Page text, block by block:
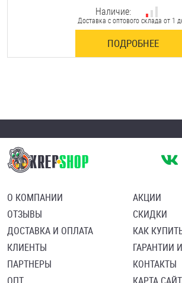
Наличие:
Доставка с оптового склада от 1
ПОДРОБНЕЕ
О КОМПАНИИ
ОТЗЫВЫ
ДОСТАВКА И ОПЛАТА
КЛИЕНТЫ
ПАРТНЕРЫ
АКЦИИ
СКИДКИ
КАК
ГАРАНТИИ
КОНТАКТЫ